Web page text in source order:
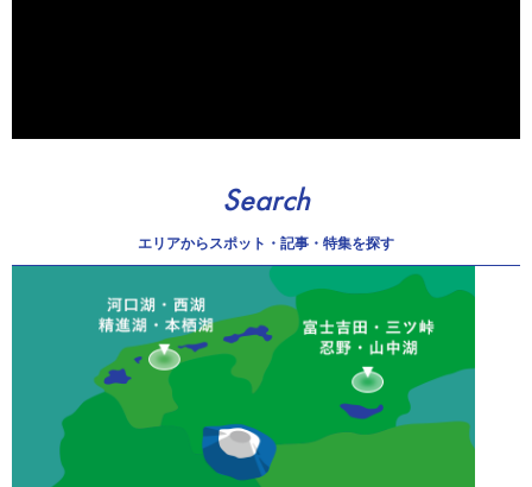
Search
エリアからスポット・記事・特集を探す